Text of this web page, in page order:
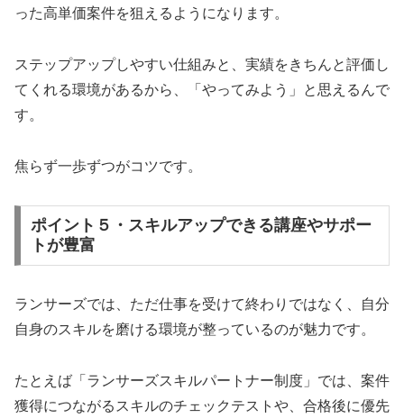
った高単価案件を狙えるようになります。
ステップアップしやすい仕組みと、実績をきちんと評価し
てくれる環境があるから、「やってみよう」と思えるんで
す。
焦らず一歩ずつがコツです。
ポイント５・スキルアップできる講座やサポー
トが豊富
ランサーズでは、ただ仕事を受けて終わりではなく、自分
自身のスキルを磨ける環境が整っているのが魅力です。
たとえば「ランサーズスキルパートナー制度」では、案件
獲得につながるスキルのチェックテストや、合格後に優先